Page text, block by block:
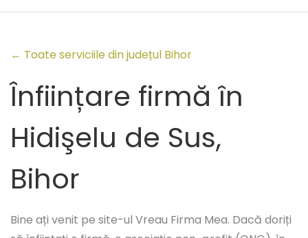
← Toate serviciile din județul Bihor
Înființare firmă în
Hidişelu de Sus,
Bihor
Bine ați venit pe site-ul Vreau Firma Mea. Dacă doriți